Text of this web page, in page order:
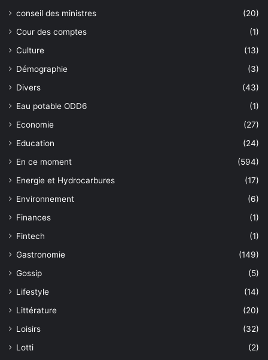
conseil des ministres
(20)
Cour des comptes
(1)
Culture
(13)
Démographie
(3)
Divers
(43)
Eau potable ODD6
(1)
Economie
(27)
Education
(24)
En ce moment
(594)
Energie et Hydrocarbures
(17)
Environnement
(6)
Finances
(1)
Fintech
(1)
Gastronomie
(149)
Gossip
(5)
Lifestyle
(14)
Littérature
(20)
Loisirs
(32)
Lotti
(2)